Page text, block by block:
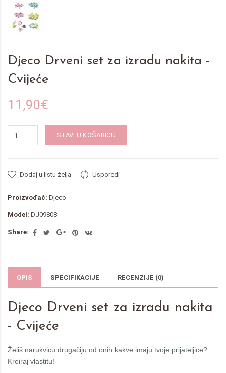
Djeco Drveni set za izradu nakita -
Cvijeće
11,90€
STAVI U KOŠARICU
Dodaj u listu želja Usporedi
Proizvođač: Djeco
Model: DJ09808
Share:
OPIS SPECIFIKACIJE RECENZIJE (0)
Djeco Drveni set za izradu nakita
- Cvijeće
Želiš narukvicu drugačiju od onih kakve imaju tvoje prijateljice?
Kreiraj vlastitu!